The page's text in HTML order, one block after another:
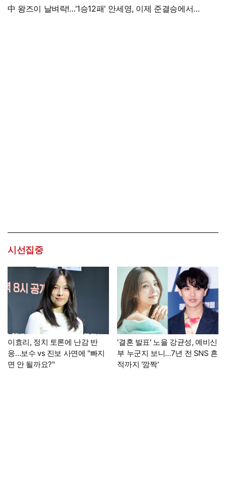
中 왕즈이 날벼락!…'1승12패' 안세영, 이제 준결승에서
시선집중
이효리, 정치 토론에 난감 반
응…보수 vs 진보 사연에 "빠지
면 안 될까요?"
'결혼 발표' 노을 강균성, 예비신
부 누군지 보니…7년 전 SNS 흔
적까지 '깜짝'